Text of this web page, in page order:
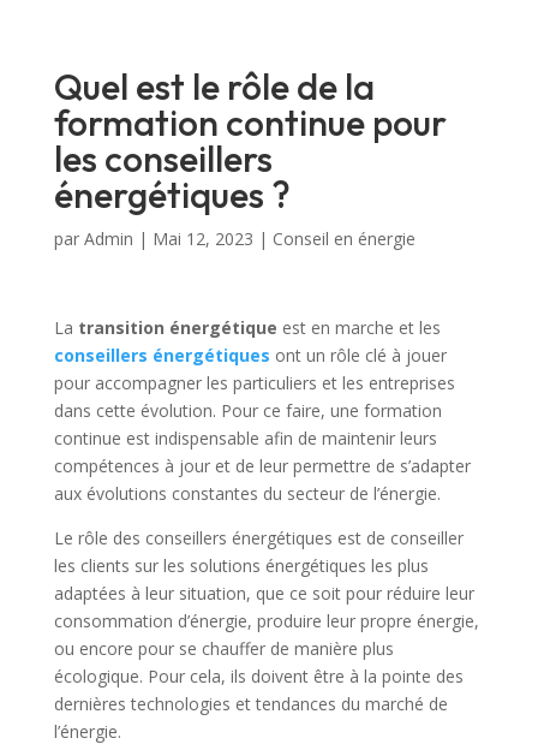
Quel est le rôle de la
formation continue pour
les conseillers
énergétiques ?
par Admin | Mai 12, 2023 | Conseil en énergie
La transition énergétique est en marche et les
conseillers énergétiques ont un rôle clé à jouer
pour accompagner les particuliers et les entreprises
dans cette évolution. Pour ce faire, une formation
continue est indispensable afin de maintenir leurs
compétences à jour et de leur permettre de s’adapter
aux évolutions constantes du secteur de l’énergie.
Le rôle des conseillers énergétiques est de conseiller
les clients sur les solutions énergétiques les plus
adaptées à leur situation, que ce soit pour réduire leur
consommation d’énergie, produire leur propre énergie,
ou encore pour se chauffer de manière plus
écologique. Pour cela, ils doivent être à la pointe des
dernières technologies et tendances du marché de
l’énergie.